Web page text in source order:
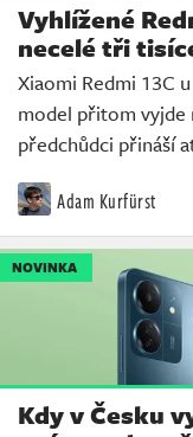
Vyhlížené
necelé tři
Xiaomi Redmi 13C
model přitom
předchůdci přináší
Adam Kurfürst
NOVINKA
Kdy v Česku